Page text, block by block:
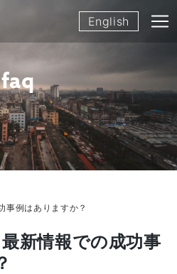
English
faq
事例はありますか？
新情報での成功事